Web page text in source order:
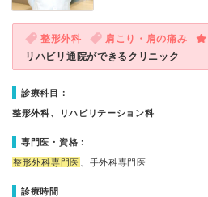
整形外科 肩こり・肩の痛み
リハビリ通院ができるクリニック
診療科目：
整形外科、リハビリテーション科
専門医・資格：
整形外科専門医 、手外科専門医
診療時間